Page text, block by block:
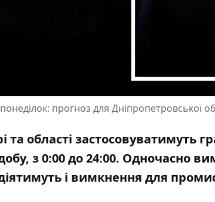
прогноз для Дніпропетровської
та області застосовуватимуть
з 0:00 до 24:00. Одночасно
і вимкнення для